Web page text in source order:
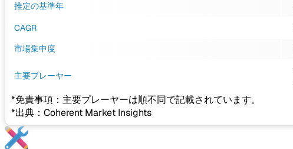
推定の基準年
CAGR
市場集中度
主要プレーヤー
*免責事項：主要プレーヤーは順不同で記載されています。
*出典：Coherent Market Insights